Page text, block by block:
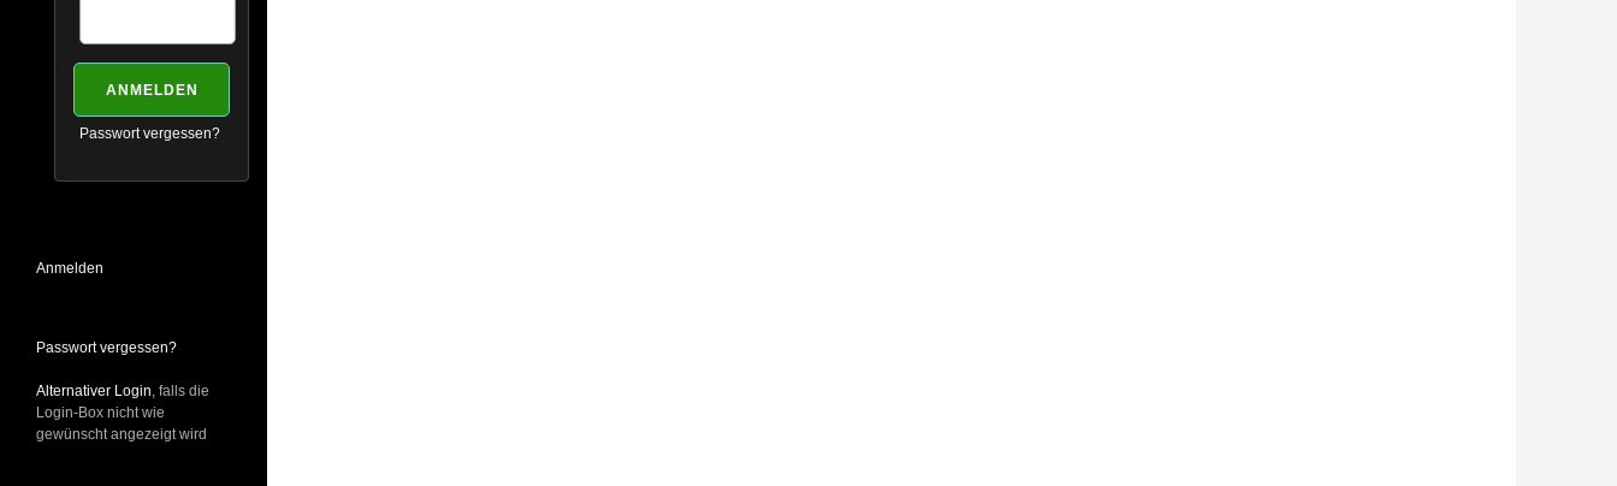
Passwort vergessen?
Anmelden
Passwort vergessen?
Alternativer Login , falls die
Login-Box nicht wie
gewünscht angezeigt wird